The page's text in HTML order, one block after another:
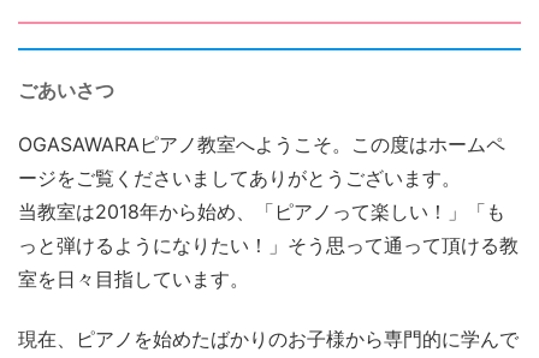
ごあいさつ
OGASAWARAピアノ教室へようこそ。この度はホームペ
ージをご覧くださいましてありがとうございます。
当教室は2018年から始め、「ピアノって楽しい！」「も
っと弾けるようになりたい！」そう思って通って頂ける教
室を日々目指しています。
現在、ピアノを始めたばかりのお子様から専門的に学んで